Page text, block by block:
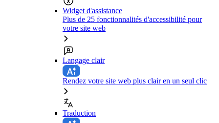
Widget d'assistance
Plus de 25 fonctionnalités d'accessibilité pour
votre site web
Langage clair
Rendez votre site web plus clair en un seul clic
Traduction